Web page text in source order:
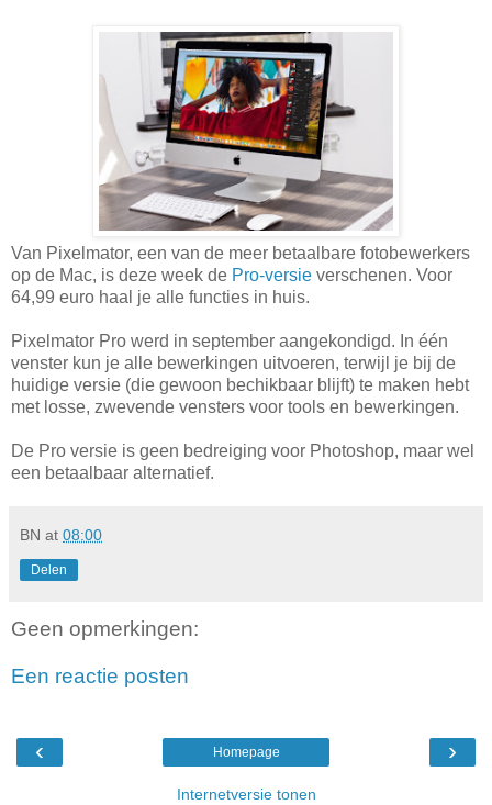
Van Pixelmator, een van de meer betaalbare fotobewerkers
op de Mac, is deze week de Pro-versie verschenen. Voor
64,99 euro haal je alle functies in huis.
Pixelmator Pro werd in september aangekondigd. In één
venster kun je alle bewerkingen uitvoeren, terwijl je bij de
huidige versie (die gewoon bechikbaar blijft) te maken hebt
met losse, zwevende vensters voor tools en bewerkingen.
De Pro versie is geen bedreiging voor Photoshop, maar wel
een betaalbaar alternatief.
BN at 08:00
Delen
Geen opmerkingen:
Een reactie posten
‹ ›
Homepage
Internetversie tonen